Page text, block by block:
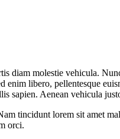
diam molestie vehicula.
libero, pellentesque
Aenean vehicula
tincidunt lorem sit amet
orci.